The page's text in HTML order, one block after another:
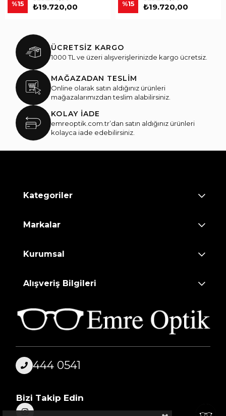
%15 ₺19.720,00 %15 ₺19.720,00
ÜCRETSİZ KARGO
1000 TL ve üzeri alışverişlerinizde kargo ücretsiz.
MAĞAZADAN TESLİM
Online olarak satın aldığınız ürünleri
mağazalarımızdan teslim alabilirsiniz.
KOLAY İADE
emreoptik.com.tr’dan satın aldığınız ürünleri
kolayca iade edebilirsiniz.
Kategoriler
Markalar
Kurumsal
Alışveriş Bilgileri
444 0541
Bizi Takip Edin